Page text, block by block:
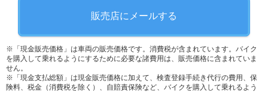
販売店にメールする
※「現金販売価格」は車両の販売価格です。消費税が含まれています。バイク
を購入して乗れるようにするために必要な諸費用は、販売価格に含まれていま
せん。
※「現金支払総額」は現金販売価格に加えて、検査登録手続き代行の費用、保
険料、税金（消費税を除く）、自賠責保険など、バイクを購入して乗れるよう